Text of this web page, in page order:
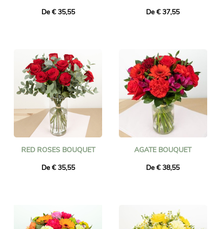
De € 35,55
De € 37,55
RED ROSES BOUQUET
De € 35,55
AGATE BOUQUET
De € 38,55